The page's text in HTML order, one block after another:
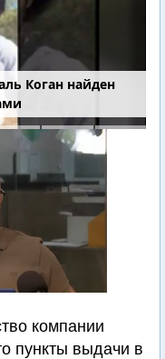
Коган найден
компании
пункты выдачи в